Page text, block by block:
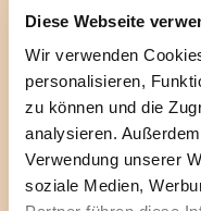
Diese Webseite
Wir verwenden
personalisieren,
zu können und die
analysieren.
Verwendung unserer
soziale Medien,
nigerianische
beruflichen und
Nigeria berichtet.
immer um die
und Hindernissen
Probleme sie